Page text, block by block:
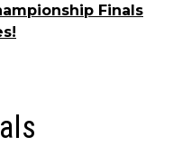
Finals